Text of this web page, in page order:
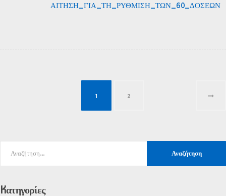
ΑΙΤΗΣΗ_ΓΙΑ_ΤΗ_ΡΥΘΜΙΣΗ_ΤΩΝ_60_ΔΟΣΕΩΝ
1 2
Kατηγορίες